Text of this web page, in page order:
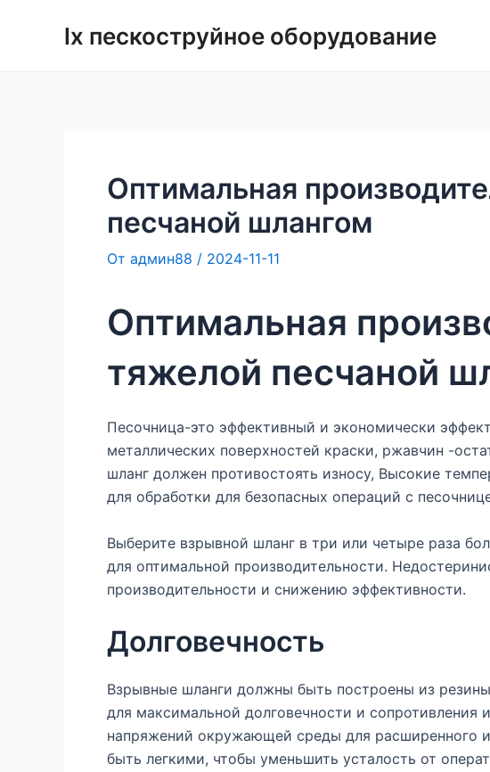
lx пескоструйное оборудование
Оптимальная
песчаной шлангом
От админ88 / 2024-11-11
Оптимальная
тяжелой песчаной
Песочница-это эффективный и экономически
металлических поверхностей краски, ржавчин -
шланг должен противостоять износу, Высокие
для обработки для безопасных операций с
Выберите взрывной шланг в три или четыре раза
для оптимальной производительности.
производительности и снижению эффективности.
Долговечность
Взрывные шланги должны быть построены из
для максимальной долговечности и сопротивления
напряжений окружающей среды для расширенного
быть легкими, чтобы уменьшить усталость от